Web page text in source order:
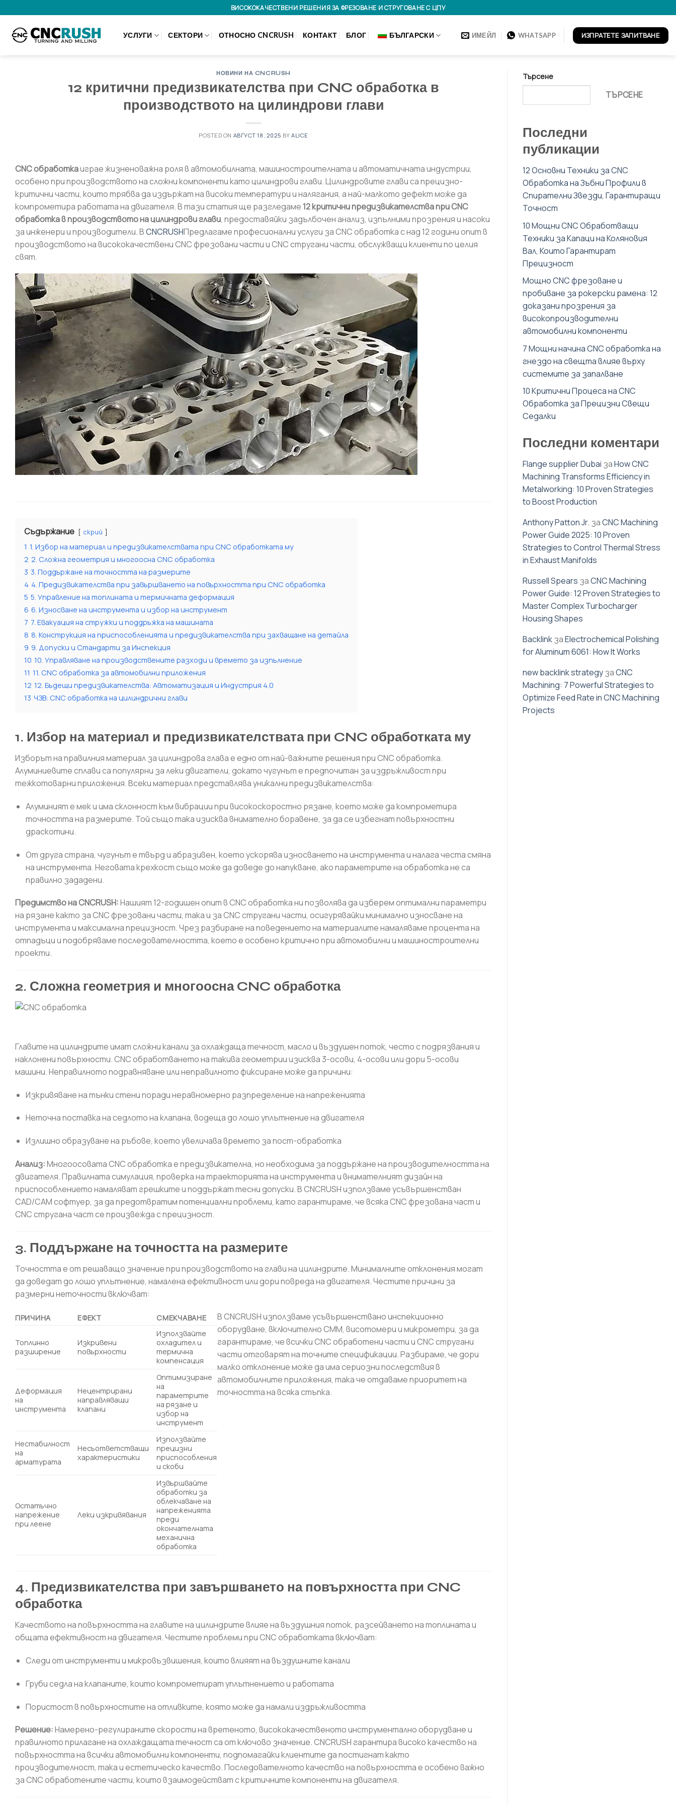
to
content
ВИСОКОКАЧЕСТВЕНИ РЕШЕНИЯ ЗА ФРЕЗОВАНЕ И СТРУГОВАНЕ С ЦПУ
УСЛУГИ СЕКТОРИ ОТНОСНО CNCRUSH КОНТАКТ БЛОГ БЪЛГАРСКИ ИМЕЙЛ WHATSAPP ИЗПРАТЕТЕ ЗАПИТВАНЕ
НОВИНИ НА CNCRUSH
12 критични предизвикателства при CNC обработка в
производството на цилиндрови глави
POSTED ON АВГУСТ 18, 2025 BYALICE
CNC обработкаиграе жизненоважна роля в автомобилната, машиностроителната и автоматичната индустрии,
особено при производството на сложни компоненти като цилиндрови глави. Цилиндровите глави са прецизно-
критични части, които трябва да издържат на високи температури и налягания, а най-малкото дефект може да
компрометира работата на двигателя. В тази статия ще разгледаме12 критични предизвикателства при CNC
обработка в производството на цилиндрови глави, предоставяйки задълбочен анализ, изпълними прозрения и насоки
за инженери и производители. ВCNCRUSHПредлагаме професионални услуги за CNC обработка с над 12 години опит в
производството на висококачествени CNC фрезовани части и CNC стругани части, обслужващи клиенти по целия
свят.
Съдържание скрий
1 1. Избор на материал и предизвикателствата при CNC обработката му
2 2. Сложна геометрия и многоосна CNC обработка
3 3. Поддържане на точността на размерите
4 4. Предизвикателства при завършването на повърхността при CNC обработка
5 5. Управление на топлината и термичната деформация
6 6. Износване на инструмента и избор на инструмент
7 7. Евакуация на стружки и поддръжка на машината
8 8. Конструкция на приспособленията и предизвикателства при захващане на детайла
9 9. Допуски и Стандарти за Инспекция
10 10. Управляване на производствените разходи и времето за изпълнение
11 11. CNC обработка за автомобилни приложения
12 12. Бъдещи предизвикателства: Автоматизация и Индустрия 4.0
13 ЧЗВ: CNC обработка на цилиндрични глави
1. Избор на материал и предизвикателствата при CNC обработката му
Изборът на правилния материал за цилиндрова глава е едно от най-важните решения при CNC обработка.
Алуминиевите сплави са популярни за леки двигатели, докато чугунът е предпочитан за издръжливост при
тежкотоварни приложения. Всеки материал представлява уникални предизвикателства:
Алуминият е мек и има склонност към вибрации при високоскоростно рязане, което може да компрометира
точността на размерите. Той също така изисква внимателно боравене, за да се избегнат повърхностни
драскотини.
От друга страна, чугунът е твърд и абразивен, което ускорява износването на инструмента и налага честа смяна
на инструмента. Неговата крехкост също може да доведе до напукване, ако параметрите на обработка не са
правилно зададени.
Предимство на CNCRUSH:Нашият 12-годишен опит в CNC обработка ни позволява да изберем оптимални параметри
на рязане както за CNC фрезовани части, така и за CNC стругани части, осигурявайки минимално износване на
инструмента и максимална прецизност. Чрез разбиране на поведението на материалите намаляваме процента на
отпадъци и подобряваме последователността, което е особено критично при автомобилни и машиностроителни
проекти.
2. Сложна геометрия и многоосна CNC обработка
Главите на цилиндрите имат сложни канали за охлаждаща течност, масло и въздушен поток, често с подрязвания и
наклонени повърхности. CNC обработването на такива геометрии изисква 3-осови, 4-осови или дори 5-осови
машини. Неправилното подравняване или неправилното фиксиране може да причини:
Изкривяване на тънки стени поради неравномерно разпределение на напреженията
Неточна поставка на седлото на клапана, водеща до лошо уплътнение на двигателя
Излишно образуване на ръбове, което увеличава времето за пост-обработка
Анализ:Многоосовата CNC обработка е предизвикателна, но необходима за поддържане на производителността на
двигателя. Правилната симулация, проверка на траекторията на инструмента и внимателният дизайн на
приспособлението намаляват грешките и поддържат тесни допуски. В CNCRUSH използваме усъвършенстван
CAD/CAM софтуер, за да предотвратим потенциални проблеми, като гарантираме, че всяка CNC фрезована част и
CNC стругана част се произвежда с прецизност.
3. Поддържане на точността на размерите
Точността е от решаващо значение при производството на глави на цилиндрите. Минималните отклонения могат
да доведат до лошо уплътнение, намалена ефективност или дори повреда на двигателя. Честите причини за
размерни неточности включват:
ПРИЧИНА ЕФЕКТ СМЕКЧАВАНЕ
Топлинно
разширение
Изкривени
повърхности
Използвайте
охладител и
термична
компенсация
Деформация
на
инструмента
Нецентрирани
направляващи
клапани
Оптимизиране
на
параметрите
на рязане и
избор на
инструмент
Нестабилност
на
арматурата
Несъответстващи
характеристики
Използвайте
прецизни
приспособления
и скоби
Остатъчно
напрежение
при леене
Леки изкривявания
Извършвайте
обработки за
облекчаване на
напреженията
преди
окончателната
механична
обработка
В CNCRUSH използваме усъвършенствано инспекционно
оборудване, включително CMM, висотомери и микрометри, за да
гарантираме, че всички CNC обработени части и CNC стругани
части отговарят на точните спецификации. Разбираме, че дори
малко отклонение може да има сериозни последствия в
автомобилните приложения, така че отдаваме приоритет на
точността на всяка стъпка.
4. Предизвикателства при завършването на повърхността при CNC
обработка
Качеството на повърхността на главите на цилиндрите влияе на въздушния поток, разсейването на топлината и
общата ефективност на двигателя. Честите проблеми при CNC обработката включват:
Следи от инструменти и микровъзвишения, които влияят на въздушните канали
Груби седла на клапаните, които компрометират уплътнението и работата
Пористост в повърхностите на отливките, която може да намали издръжливостта
Решение:Намерено-регулираните скорости на вретеното, висококачественото инструментално оборудване и
правилното прилагане на охлаждащата течност са от ключово значение. CNCRUSH гарантира високо качество на
повърхността на всички автомобилни компоненти, подпомагайки клиентите да постигнат както
производителност, така и естетическо качество. Последователното качество на повърхността е особено важно
за CNC обработените части, които взаимодействат с критичните компоненти на двигателя.
Търсене
ТЪРСЕНЕ
Последни
публикации
12 Основни Техники за CNC
Обработка на Зъбни Профили в
Спирателни Звезди, Гарантиращи
Точност
10 Мощни CNC Обработващи
Техники за Капаци на Коляновия
Вал, Които Гарантират
Прецизност
Мощно CNC фрезоване и
пробиване за рокерски рамена: 12
доказани прозрения за
високопроизводителни
автомобилни компоненти
7 Мощни начина CNC обработка на
гнездо на свещта влияе върху
системите за запалване
10 Критични Процеса на CNC
Обработка за Прецизни Свещи
Седалки
Последни коментари
Flange supplier Dubai заHow CNC
Machining Transforms Efficiency in
Metalworking: 10 Proven Strategies
to Boost Production
Anthony Patton Jr. заCNC Machining
Power Guide 2025: 10 Proven
Strategies to Control Thermal Stress
in Exhaust Manifolds
Russell Spears заCNC Machining
Power Guide: 12 Proven Strategies to
Master Complex Turbocharger
Housing Shapes
Backlink заElectrochemical Polishing
for Aluminum 6061: How It Works
new backlink strategy заCNC
Machining: 7 Powerful Strategies to
Optimize Feed Rate in CNC Machining
Projects